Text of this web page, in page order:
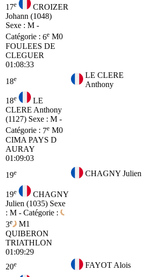
17e
CROIZER
Johann (1048)
Sexe : M -
Catégorie : 6e M0
FOULEES DE
CLEGUER
01:08:33
18e
LE CLERE
Anthony
18e
LE
CLERE Anthony
(1127) Sexe : M -
Catégorie : 7e M0
CIMA PAYS D
AURAY
01:09:03
19e CHAGNY Julien
19e
CHAGNY
Julien (1035) Sexe
: M - Catégorie :
3e
M1
QUIBERON
TRIATHLON
01:09:29
20e FAYOT Alois